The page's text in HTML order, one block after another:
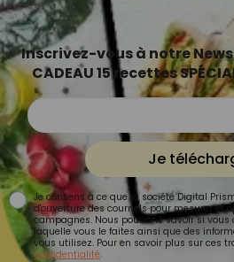
Inscrivez-vous à notre
CADEAU 15 recettes
Je
Je consens à ce que la société Digital
d'ouverture des courriels pour mesurer et
campagnes. Nous pourrons savoir si vous
laquelle vous le faites ainsi que des
vous utilisez. Pour en savoir plus sur ces
confidentialité.